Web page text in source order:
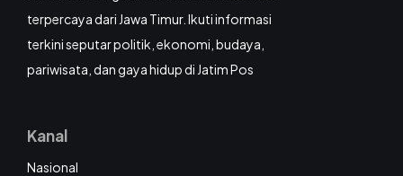
terpercaya dari Jawa Timur. Ikuti informasi
terkini seputar politik, ekonomi, budaya,
pariwisata, dan gaya hidup di Jatim Pos
Kanal
Nasional